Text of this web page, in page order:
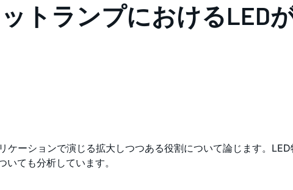
トランプにおけるLED
ーションで演じる拡大しつつある役割について論じます。
ても分析しています。